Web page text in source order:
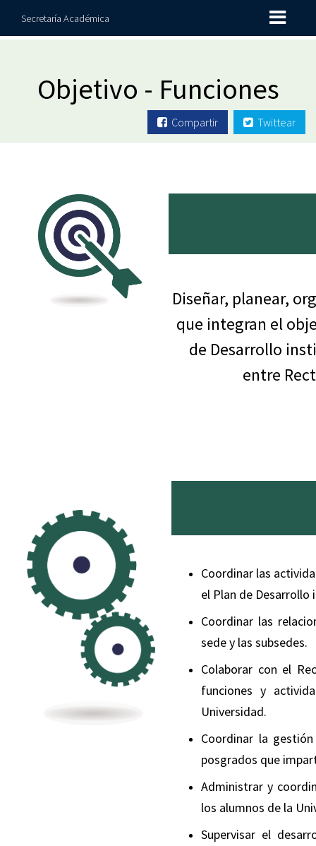
Secretaría Académica
Objetivo - Funciones
Compartir Twittear
Diseñar, planear,
que integran el
de Desarrollo
entre
Coordinar las
el Plan de Desarrollo
Coordinar las
sede y las subsedes.
Colaborar con el
funciones y
Universidad.
Coordinar la
posgrados que
Administrar y
los alumnos de la
Supervisar el